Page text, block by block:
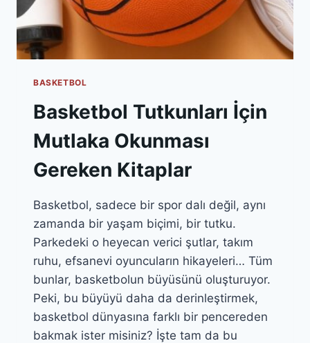
BASKETBOL
Basketbol Tutkunları İçin
Mutlaka Okunması
Gereken Kitaplar
Basketbol, sadece bir spor dalı değil, aynı
zamanda bir yaşam biçimi, bir tutku.
Parkedeki o heyecan verici şutlar, takım
ruhu, efsanevi oyuncuların hikayeleri… Tüm
bunlar, basketbolun büyüsünü oluşturuyor.
Peki, bu büyüyü daha da derinleştirmek,
basketbol dünyasına farklı bir pencereden
bakmak ister misiniz? İşte tam da bu